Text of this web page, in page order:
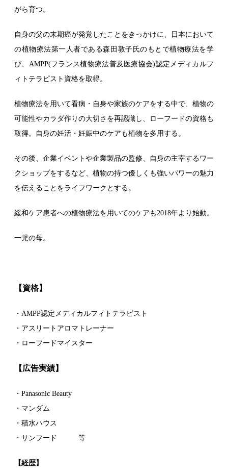
がら育つ。
自身の父の末期癌が発覚したことをきっかけに、日本において
の植物療法第一人者である森田敦子氏のもとで植物療法を学
び、AMPP(フランス植物療法普及医療協会)認定メディカルフ
ィトテラピスト資格を取得。
植物療法を用いて看病・自身や家族のケアをする中で、植物の
可能性やカラダ作りの大切さを再認識し、ローフードの資格も
取得。自身の妊活・妊娠中のケアも植物を多用する。
その後、企業イベントや企業製品の監修、自身の主宰するワー
クショップをするなど、植物の持つ優しくも強いパワーの魅力
を伝えることをライフワークとする。
緩和ケア患者への植物療法を用いてのケアも2018年より始動。
一児の母。
【資格】
・AMPP認定メディカルフィトテラピスト
・アスリートアロマトレーナー
・ ローフードマイスター
【広告実績】
・Panasonic Beauty
・マンダム
・積水ハウス
・サンフード 等
【経歴】